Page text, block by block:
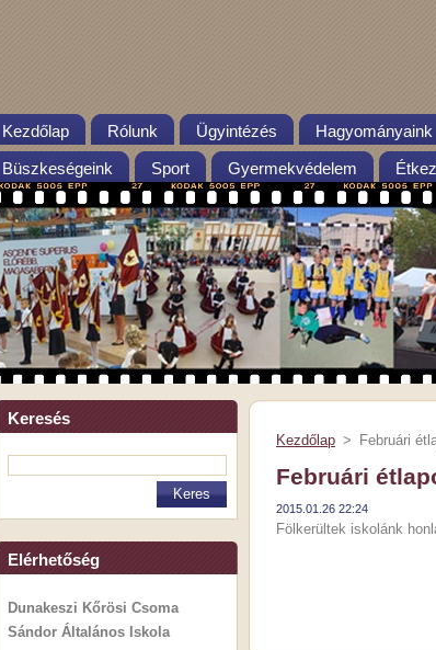
Kezdőlap Rólunk Ügyintézés Hagyományaink
Büszkeségeink Sport Gyermekvédelem
Keresés
Elérhetőség
Dunakeszi Kőrösi Csoma
Sándor Általános Iskola
Kezdőlap > Februári
Februári
2015.01.26 22:24
Fölkerültek iskolánk